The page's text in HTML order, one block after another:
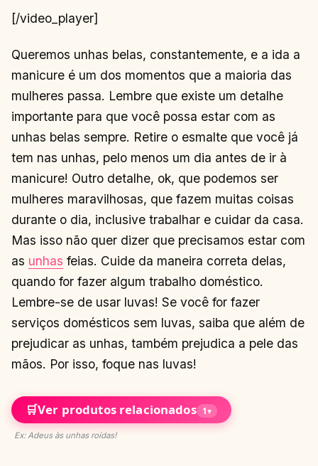
[/video_player]
Queremos unhas belas, constantemente, e a ida a
manicure é um dos momentos que a maioria das
mulheres passa. Lembre que existe um detalhe
importante para que você possa estar com as
unhas belas sempre. Retire o esmalte que você já
tem nas unhas, pelo menos um dia antes de ir à
manicure! Outro detalhe, ok, que podemos ser
mulheres maravilhosas, que fazem muitas coisas
durante o dia, inclusive trabalhar e cuidar da casa.
Mas isso não quer dizer que precisamos estar com
as unhas feias. Cuide da maneira correta delas,
quando for fazer algum trabalho doméstico.
Lembre-se de usar luvas! Se você for fazer
serviços domésticos sem luvas, saiba que além de
prejudicar as unhas, também prejudica a pele das
mãos. Por isso, foque nas luvas!
🛒Ver produtos relacionados 1▾
Ex: Adeus às unhas roídas!